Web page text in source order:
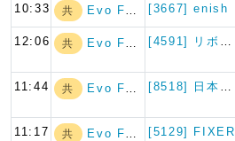
10:33 共 Evo Fund [3667] enish
12:06 共 Evo Fund
11:44 共 Evo Fund
11:17 共 Evo Fund [5129] FIXER